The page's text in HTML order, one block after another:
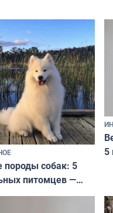
породы собак: 5
питомцев —
сокровища
5
и